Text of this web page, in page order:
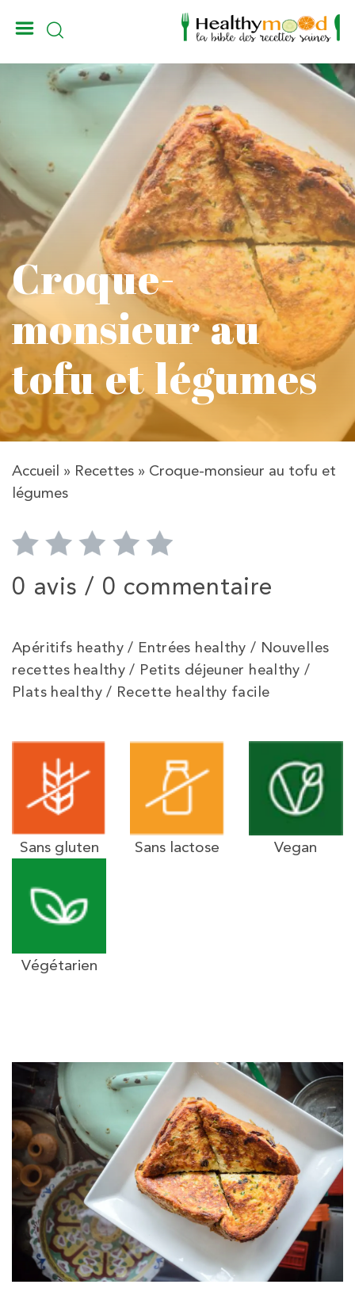
Croque-
monsieur au
tofu et légumes
Accueil » Recettes » Croque-monsieur au tofu et
légumes
0 avis / 0 commentaire
Apéritifs heathy / Entrées healthy / Nouvelles
recettes healthy / Petits déjeuner healthy /
Plats healthy / Recette healthy facile
Sans gluten Sans lactose Vegan
Végétarien